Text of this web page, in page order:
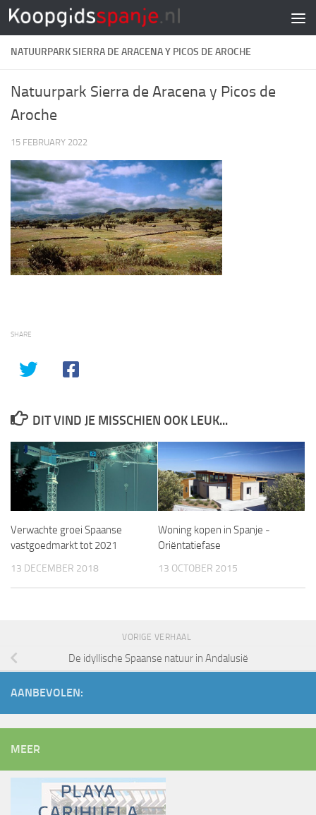
Doorgaan naar inhoud
NATUURPARK SIERRA DE ARACENA Y PICOS DE AROCHE
Natuurpark Sierra de Aracena y Picos de
Aroche
15 FEBRUARY 2022
SHARE
DIT VIND JE MISSCHIEN OOK LEUK...
Verwachte groei Spaanse
vastgoedmarkt tot 2021
13 DECEMBER 2018
Woning kopen in Spanje ­
Oriëntatiefase
13 OCTOBER 2015
VORIGE VERHAAL
De idyllische Spaanse natuur in Andalusië
AANBEVOLEN:
MEER